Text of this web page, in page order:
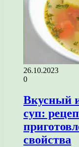
26.10.2023
0
Вкусный
суп:
свойства